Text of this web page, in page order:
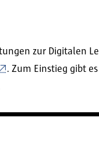
zur Digitalen
. Zum Einstieg gibt